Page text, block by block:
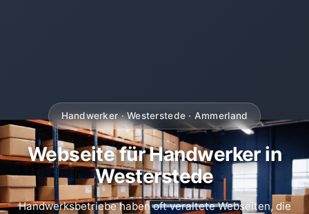
Handwerker · Westerstede · Ammerland
Webseite für Handwerker in
Westerstede
Handwerksbetriebe haben oft veraltete Webseiten, die